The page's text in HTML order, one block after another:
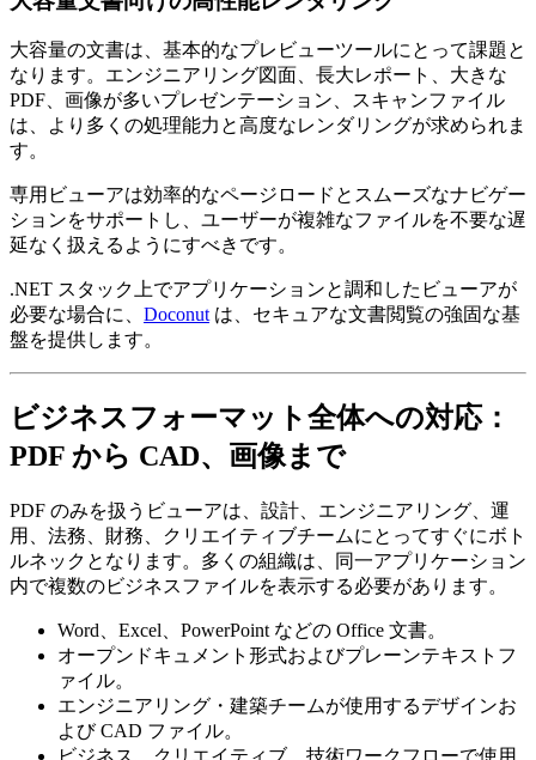
大容量の文書は、基本的なプレビューツールにとって課題と
なります。エンジニアリング図面、長大レポート、大きな
PDF、画像が多いプレゼンテーション、スキャンファイル
は、より多くの処理能力と高度なレンダリングが求められま
す。
専用ビューアは効率的なページロードとスムーズなナビゲー
ションをサポートし、ユーザーが複雑なファイルを不要な遅
延なく扱えるようにすべきです。
.NET スタック上でアプリケーションと調和したビューアが
必要な場合に、 Doconutは、セキュアな文書閲覧の強固な基
盤を提供します。
ビジネスフォーマット全体への対応：
PDF から CAD、画像まで
PDF のみを扱うビューアは、設計、エンジニアリング、運
用、法務、財務、クリエイティブチームにとってすぐにボト
ルネックとなります。多くの組織は、同一アプリケーション
内で複数のビジネスファイルを表示する必要があります。
Word、Excel、PowerPoint などの Office 文書。
オープンドキュメント形式およびプレーンテキストフ
ァイル。
エンジニアリング・建築チームが使用するデザインお
よび CAD ファイル。